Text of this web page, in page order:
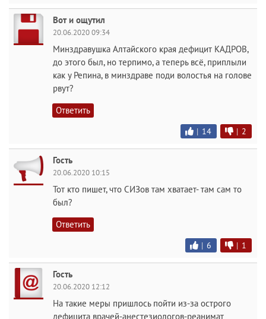
Вот и ощутил
20.06.2020 09:34
Минздравушка Алтайского края дефицит КАДРОВ,
до этого был, но терпимо, а теперь всё, приплыли
как у Репина, в минздраве поди волостья на голове
рвут?
Ответить
| 14 | 2
Гость
20.06.2020 10:15
Тот кто пишет, что СИЗов там хватает- там сам то
был?
Ответить
| 6 | 1
Гость
20.06.2020 12:12
На такие меры пришлось пойти из-за острого
дефицита врачей-анестезиологов-реанимат